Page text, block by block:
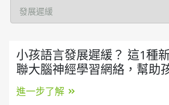
小孩語言發展遲緩？ 這1種
聯大腦神經學習網絡，幫助
進一步了解